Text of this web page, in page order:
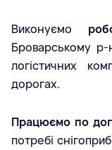
Виконуємо
Броварському р-
логістичних
дорогах.
Працюємо по
потребі